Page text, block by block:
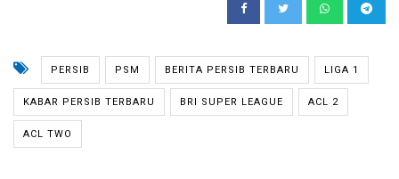
PERSIB PSM BERITA PERSIB TERBARU LIGA 1
KABAR PERSIB TERBARU BRI SUPER LEAGUE ACL 2
ACL TWO